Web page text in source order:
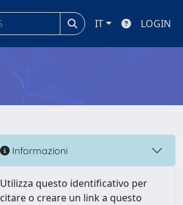
IT LOGIN
Informazioni
Utilizza questo identificativo per
citare o creare un link a questo